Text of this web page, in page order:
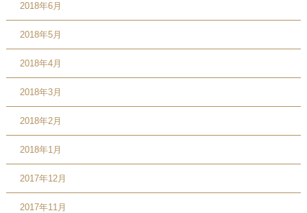
2018年6月
2018年5月
2018年4月
2018年3月
2018年2月
2018年1月
2017年12月
2017年11月